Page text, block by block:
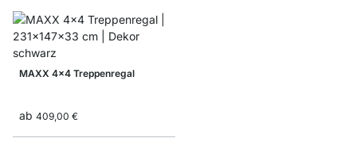
MAXX 4x4 Treppenregal
ab 409,00 €